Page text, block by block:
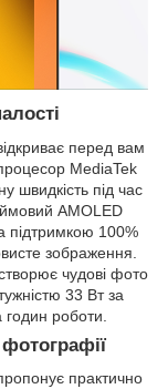
перед вам
MediaTek
швидкість під час
AMOLED
підтримкою 100%
зображення.
чудові фото
33 Вт за
роботи.
практично